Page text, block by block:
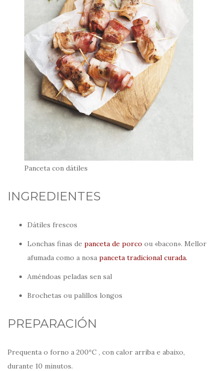
Panceta con dátiles
INGREDIENTES
Dátiles frescos
Lonchas finas de panceta de porco ou «bacon». Mellor
afumada como a nosa panceta tradicional curada.
Améndoas peladas sen sal
Brochetas ou palillos longos
PREPARACIÓN
Prequenta o forno a 200ºC , con calor arriba e abaixo,
durante 10 minutos.